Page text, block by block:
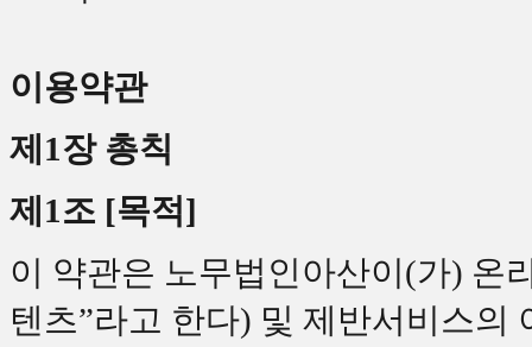
이용약관
제1장 총칙
제1조 [목적]
이 약관은 노무법인아산이(가) 온
텐츠”라고 한다) 및 제반서비스